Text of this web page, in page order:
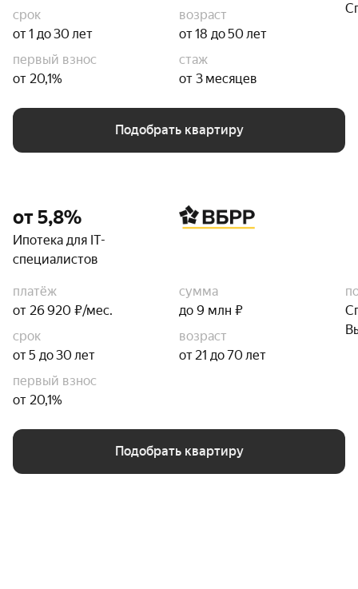
срок
от 1 до 30 лет
возраст
от 18 до 50 лет
первый взнос
от 20,1%
стаж
от 3 месяцев
Подобрать квартиру
от 5,8%
Ипотека для IT-
специалистов
платёж
от 26 920 ₽/мес.
сумма
до 9 млн ₽
срок
от 5 до 30 лет
возраст
от 21 до 70 лет
первый взнос
от 20,1%
Подобрать квартиру